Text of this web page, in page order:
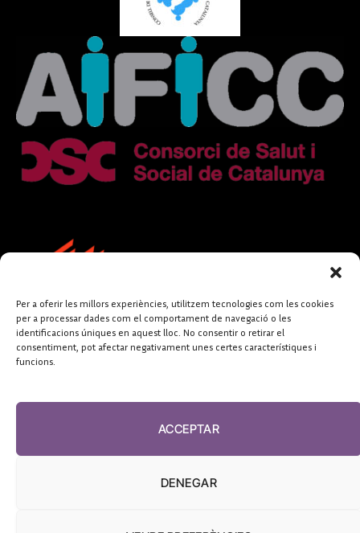
Per a oferir les millors experiències, utilitzem tecnologies com les cookies
per a processar dades com el comportament de navegació o les
identificacions úniques en aquest lloc. No consentir o retirar el
consentiment, pot afectar negativament unes certes característiques i
funcions.
ACCEPTAR
DENEGAR
FUNDACIÓ